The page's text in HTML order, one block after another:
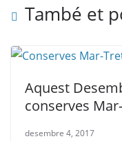
També et
Aquest
conserves
desembre 4, 2017